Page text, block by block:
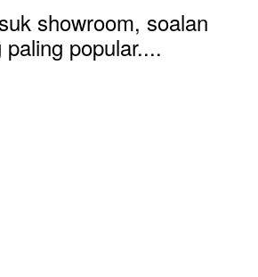
showroom, soalan
paling popular....